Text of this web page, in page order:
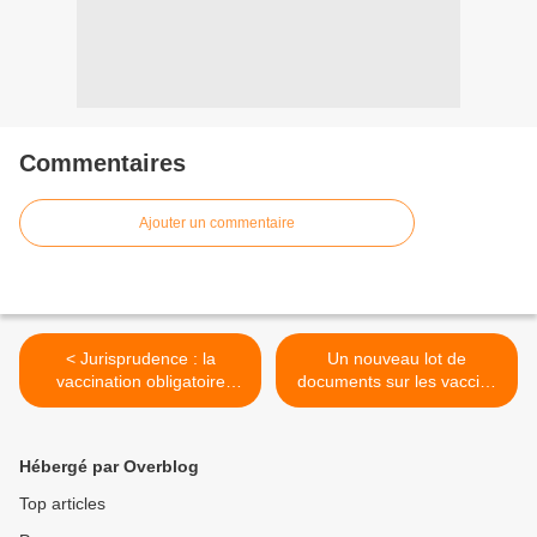
Commentaires
Ajouter un commentaire
< Jurisprudence : la
vaccination obligatoire
contre le COVID et la
Un nouveau lot de
documents sur les vaccins
Pfizer de la FDA a été
Hébergé par Overblog
Top articles